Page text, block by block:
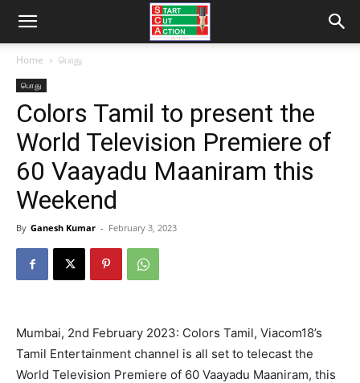
Home பொது
பொது
Colors Tamil to present the
World Television Premiere of
60 Vaayadu Maaniram this
Weekend
By Ganesh Kumar - February 3, 2023
Mumbai, 2nd February 2023: Colors Tamil, Viacom18’s
Tamil Entertainment channel is all set to telecast the
World Television Premiere of 60 Vaayadu Maaniram, this